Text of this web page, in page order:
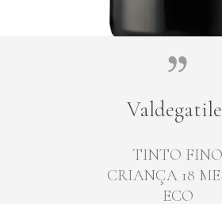
TINTO FINO
CRIANÇA 18
ECO